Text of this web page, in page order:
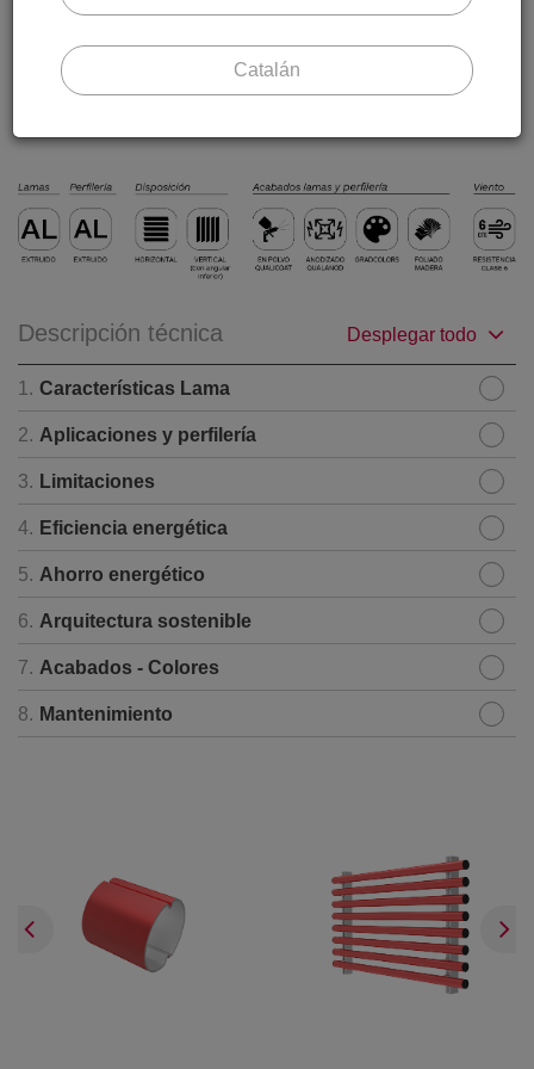
juntas a tope. Y aceptan gran cantidad de acabados tanto
en anodizados como en colores de la gama RAL.
Descripción técnica Desplegar todo
1. Características Lama
2. Aplicaciones y perfilería
3. Limitaciones
4. Eficiencia energética
5. Ahorro energético
6. Arquitectura sostenible
7. Acabados - Colores
8. Mantenimiento
Catalán